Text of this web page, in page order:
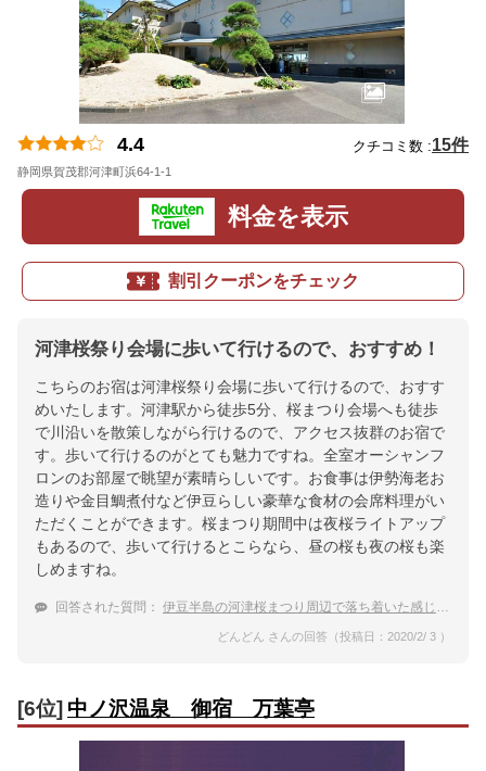
4.4 クチコミ数 :15件
静岡県賀茂郡河津町浜64-1-1
料金を表示
割引クーポンをチェック
河津桜祭り会場に歩いて行けるので、おすすめ！
こちらのお宿は河津桜祭り会場に歩いて行けるので、おすす
めいたします。河津駅から徒歩5分、桜まつり会場へも徒歩
で川沿いを散策しながら行けるので、アクセス抜群のお宿で
す。歩いて行けるのがとても魅力ですね。全室オーシャンフ
ロンのお部屋で眺望が素晴らしいです。お食事は伊勢海老お
造りや金目鯛煮付など伊豆らしい豪華な食材の会席料理がい
ただくことができます。桜まつり期間中は夜桜ライトアップ
もあるので、歩いて行けるとこらなら、昼の桜も夜の桜も楽
しめますね。
回答された質問： 伊豆半島の河津桜まつり周辺で落ち着いた感じで過ごせる温泉宿を教えて下さい。
どんどん さんの回答（投稿日：2020/2/ 3 ）
[6位] 中ノ沢温泉 御宿 万葉亭